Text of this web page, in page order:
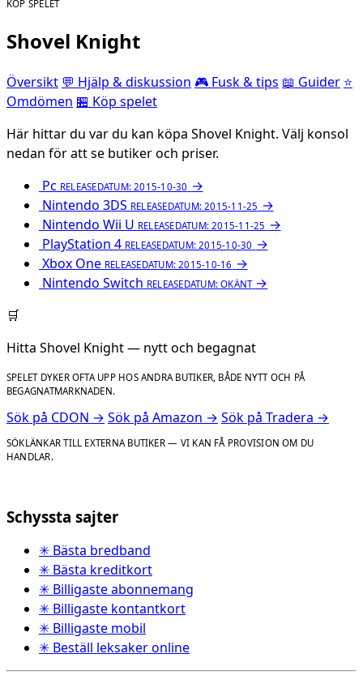
KÖP SPELET
Shovel Knight
Översikt 💬 Hjälp & diskussion 🎮 Fusk & tips 📖 Guider ⭐
Omdömen 🏪 Köp spelet
Här hittar du var du kan köpa Shovel Knight. Välj konsol
nedan för att se butiker och priser.
Pc RELEASEDATUM: 2015-10-30 →
Nintendo 3DS RELEASEDATUM: 2015-11-25 →
Nintendo Wii U RELEASEDATUM: 2015-11-25 →
PlayStation 4 RELEASEDATUM: 2015-10-30 →
Xbox One RELEASEDATUM: 2015-10-16 →
Nintendo Switch RELEASEDATUM: OKÄNT →
🛒
Hitta Shovel Knight — nytt och begagnat
SPELET DYKER OFTA UPP HOS ANDRA BUTIKER, BÅDE NYTT OCH PÅ
BEGAGNATMARKNADEN.
Sök på CDON → Sök på Amazon → Sök på Tradera →
SÖKLÄNKAR TILL EXTERNA BUTIKER — VI KAN FÅ PROVISION OM DU
HANDLAR.
Schyssta sajter
✳ Bästa bredband
✳ Bästa kreditkort
✳ Billigaste abonnemang
✳ Billigaste kontantkort
✳ Billigaste mobil
✳ Beställ leksaker online